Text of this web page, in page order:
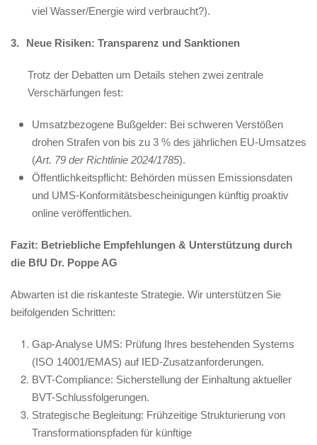
viel Wasser/Energie wird verbraucht?).
3. Neue Risiken: Transparenz und Sanktionen
Trotz der Debatten um Details stehen zwei zentrale
Verschärfungen fest:
Umsatzbezogene Bußgelder: Bei schweren Verstößen
drohen Strafen von bis zu 3 % des jährlichen EU-Umsatzes
(Art. 79 der Richtlinie 2024/1785).
Öffentlichkeitspflicht: Behörden müssen Emissionsdaten
und UMS-Konformitätsbescheinigungen künftig proaktiv
online veröffentlichen.
Fazit: Betriebliche Empfehlungen & Unterstützung durch
die BfU Dr. Poppe AG
Abwarten ist die riskanteste Strategie. Wir unterstützen Sie
beifolgenden Schritten:
Gap-Analyse UMS: Prüfung Ihres bestehenden Systems
(ISO 14001/EMAS) auf IED-Zusatzanforderungen.
BVT-Compliance: Sicherstellung der Einhaltung aktueller
BVT-Schlussfolgerungen.
Strategische Begleitung: Frühzeitige Strukturierung von
Transformationspfaden für künftige